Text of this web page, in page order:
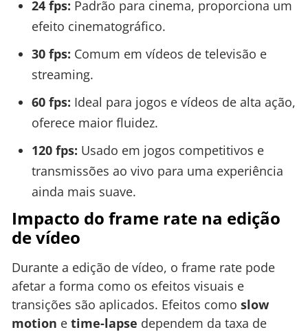
24 fps: Padrão para cinema, proporciona um
efeito cinematográfico.
30 fps: Comum em vídeos de televisão e
streaming.
60 fps: Ideal para jogos e vídeos de alta ação,
oferece maior fluidez.
120 fps: Usado em jogos competitivos e
transmissões ao vivo para uma experiência
ainda mais suave.
Impacto do frame rate na edição
de vídeo
Durante a edição de vídeo, o frame rate pode
afetar a forma como os efeitos visuais e
transições são aplicados. Efeitos como slow
motion e time-lapse dependem da taxa de